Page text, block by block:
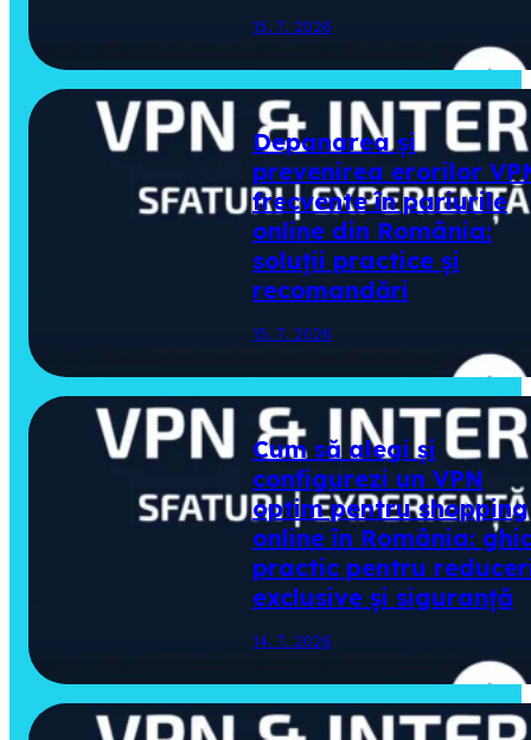
15. 7. 2026
Depanarea și
prevenirea erorilor
frecvente în pariurile
online din România:
soluții practice și
recomandări
15. 7. 2026
Cum să alegi și
configurezi un VPN
optim pentru shopping
online în România:
practic pentru
exclusive și siguranță
14. 7. 2026